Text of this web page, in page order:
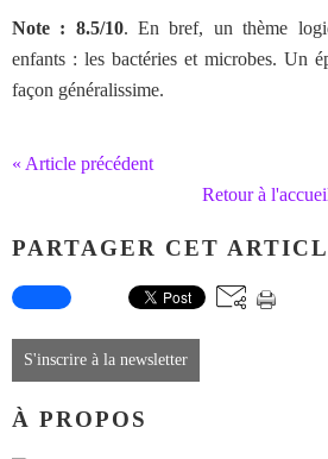
Note : 8.5/10. En bref, un thème
enfants : les bactéries et microbes. Un
façon généralissime.
« Article précédent
Retour à
PARTAGER CET
S'inscrire à la newsletter
À PROPOS